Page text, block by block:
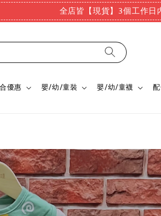
全店皆【現貨】3個工作日
優惠 嬰/幼/童裝 嬰/幼/童襪